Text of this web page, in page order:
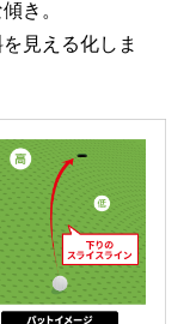
き。
見える化しま